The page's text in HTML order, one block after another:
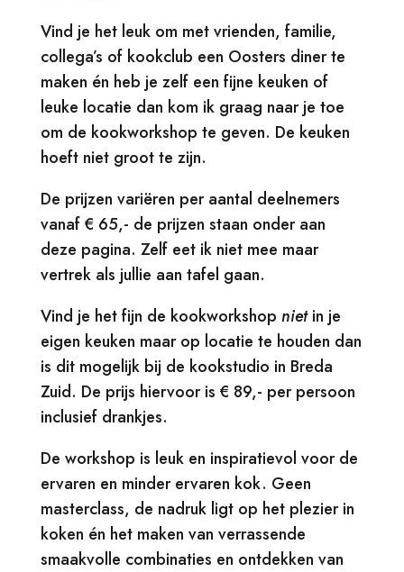
Vind je het leuk om met vrienden, familie,
collega’s of kookclub een Oosters diner te
maken én heb je zelf een fijne keuken of
leuke locatie dan kom ik graag naar je toe
om de kookworkshop te geven. De keuken
hoeft niet groot te zijn.
De prijzen variëren per aantal deelnemers
vanaf € 65,- de prijzen staan onder aan
deze pagina. Zelf eet ik niet mee maar
vertrek als jullie aan tafel gaan.
Vind je het fijn de kookworkshop nietin je
eigen keuken maar op locatie te houden dan
is dit mogelijk bij de kookstudio in Breda
Zuid. De prijs hiervoor is € 89,- per persoon
inclusief drankjes.
De workshop is leuk en inspiratievol voor de
ervaren en minder ervaren kok. Geen
masterclass, de nadruk ligt op het plezier in
koken én het maken van verrassende
smaakvolle combinaties en ontdekken van